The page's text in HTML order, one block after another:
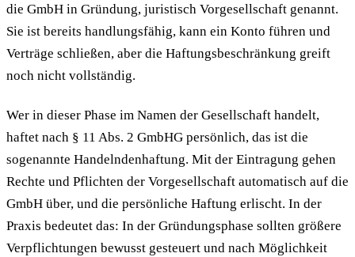
die GmbH in Gründung, juristisch Vorgesellschaft genannt.
Sie ist bereits handlungsfähig, kann ein Konto führen und
Verträge schließen, aber die Haftungsbeschränkung greift
noch nicht vollständig.
Wer in dieser Phase im Namen der Gesellschaft handelt,
haftet nach § 11 Abs. 2 GmbHG persönlich, das ist die
sogenannte Handelndenhaftung. Mit der Eintragung gehen
Rechte und Pflichten der Vorgesellschaft automatisch auf die
GmbH über, und die persönliche Haftung erlischt. In der
Praxis bedeutet das: In der Gründungsphase sollten größere
Verpflichtungen bewusst gesteuert und nach Möglichkeit